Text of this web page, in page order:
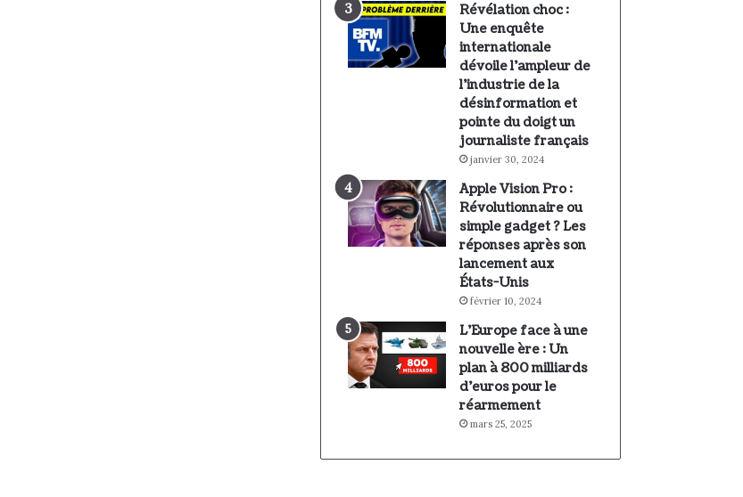
Révélation choc :
Une enquête
internationale
dévoile l’ampleur de
l’industrie de la
désinformation et
pointe du doigt un
journaliste français
janvier 30, 2024
Apple Vision Pro :
Révolutionnaire ou
simple gadget ? Les
réponses après son
lancement aux
États-Unis
février 10, 2024
L’Europe face à une
nouvelle ère : Un
plan à 800 milliards
d’euros pour le
réarmement
mars 25, 2025